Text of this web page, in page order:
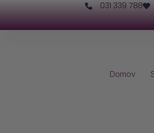
031 339 788
Domov